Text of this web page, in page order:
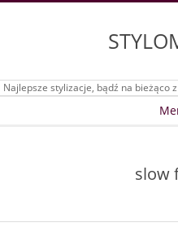
Najlepsze stylizacje, bądź na bieżąco
slow